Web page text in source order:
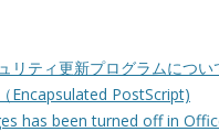
リティ更新プログラムにつ
Encapsulated PostScript)
has been turned off in